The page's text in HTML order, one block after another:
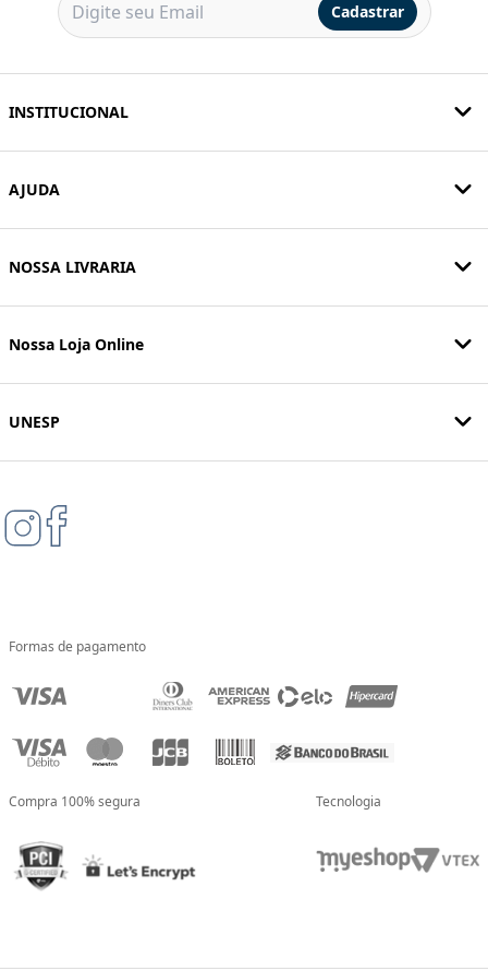
Cadastrar
INSTITUCIONAL
AJUDA
NOSSA LIVRARIA
Nossa Loja Online
UNESP
Formas de pagamento
Compra 100% segura Tecnologia